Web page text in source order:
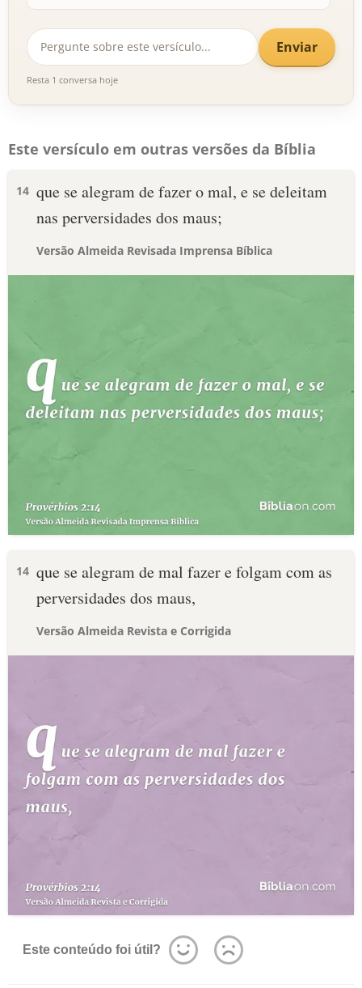
Enviar
Resta 1 conversa hoje
Este versículo em outras versões da Bíblia
14 que se alegram de fazer o mal, e se deleitam
nas perversidades dos maus;
Versão Almeida Revisada Imprensa Bíblica
14 que se alegram de mal fazer e folgam com as
perversidades dos maus,
Versão Almeida Revista e Corrigida
Este conteúdo foi útil?